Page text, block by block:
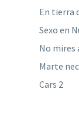
En tierra
Sexo en
No mires
Marte
Cars 2